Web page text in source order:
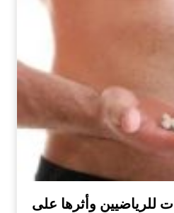
للرياضيين وأثرها على